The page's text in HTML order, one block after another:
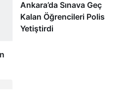
Ankara’da Sınava Geç
Kalan Öğrencileri Polis